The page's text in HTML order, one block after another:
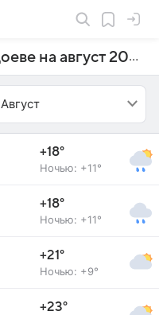
Прогноз погоды в Одоеве на август 2020 года
Август
+18°
Ночью: +11°
+18°
Ночью: +11°
+21°
Ночью: +9°
+23°